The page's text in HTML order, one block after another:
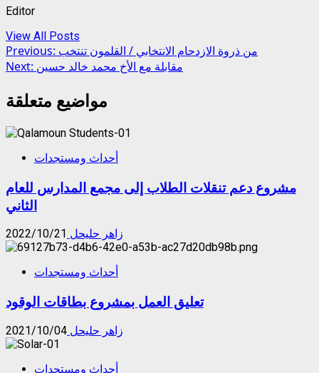
Editor
View All Posts
Post
navigation
Previous: من ذروة الازدحام الانتخابي / القلمون تنتخب
Next: مقابلة مع الأخ محمد خالد حسين
مواضيع متعلقة
أحداث ومستجدات
مشروع دعم تنقلات الطلاب إلى مجمع المدارس للعام
الثاني
زاهر حليحل 2022/10/21
أحداث ومستجدات
تعليق العمل بمشروع بطاقات الوقود
زاهر حليحل 2021/10/04
أحداث ومستجدات